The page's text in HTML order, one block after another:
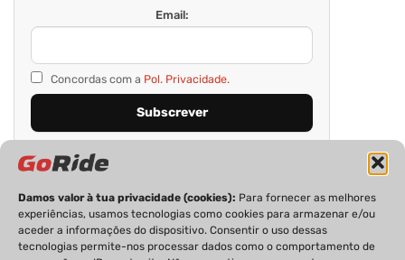
Damos valor à tua privacidade (cookies): Para fornecer as melhores
experiências, usamos tecnologias como cookies para armazenar e/ou
aceder a informações do dispositivo. Consentir o uso dessas
tecnologias permite-nos processar dados como o comportamento de
Email:
Concordas com a Pol. Privacidade.